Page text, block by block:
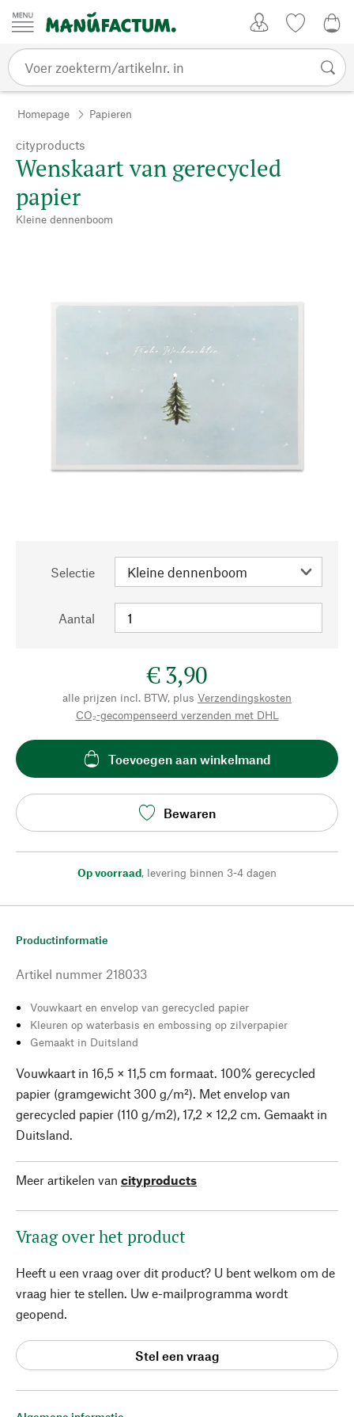
Passer au contenu
Homepage Papieren
cityproducts
Wenskaart van gerecycled
papier
Kleine dennenboom
Selectie
Aantal
€ 3,90
alle prijzen incl. BTW, plus Verzendingskosten
CO₂-gecompenseerd verzenden met DHL
Toevoegen aan winkelmand
Bewaren
Op voorraad, levering binnen 3-4 dagen
Productinformatie
Artikel nummer 218033
Vouwkaart en envelop van gerecycled papier
Kleuren op waterbasis en embossing op zilverpapier
Gemaakt in Duitsland
Vouwkaart in 16,5 × 11,5 cm formaat. 100% gerecycled
papier (gramgewicht 300 g/m²). Met envelop van
gerecycled papier (110 g/m2), 17,2 × 12,2 cm. Gemaakt in
Duitsland.
Meer artikelen van cityproducts
Vraag over het product
Heeft u een vraag over dit product? U bent welkom om de
vraag hier te stellen. Uw e-mailprogramma wordt
geopend.
Stel een vraag